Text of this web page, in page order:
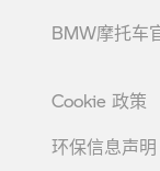
BMW摩托车
Cookie政策
环保信息声明